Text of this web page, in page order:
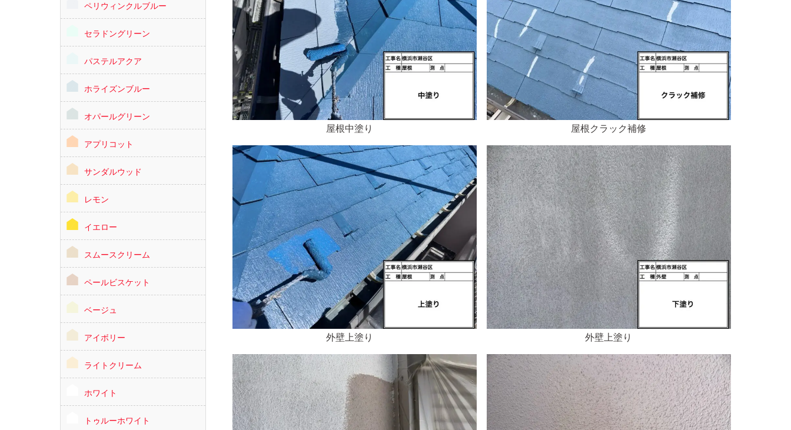
屋根中塗り 屋根クラック補修
外壁上塗り 外壁上塗り
ペリウィンクルブルー
セラドングリーン
パステルアクア
ホライズンブルー
オパールグリーン
アプリコット
サンダルウッド
レモン
イエロー
スムースクリーム
ペールビスケット
ベージュ
アイボリー
ライトクリーム
ホワイト
トゥルーホワイト